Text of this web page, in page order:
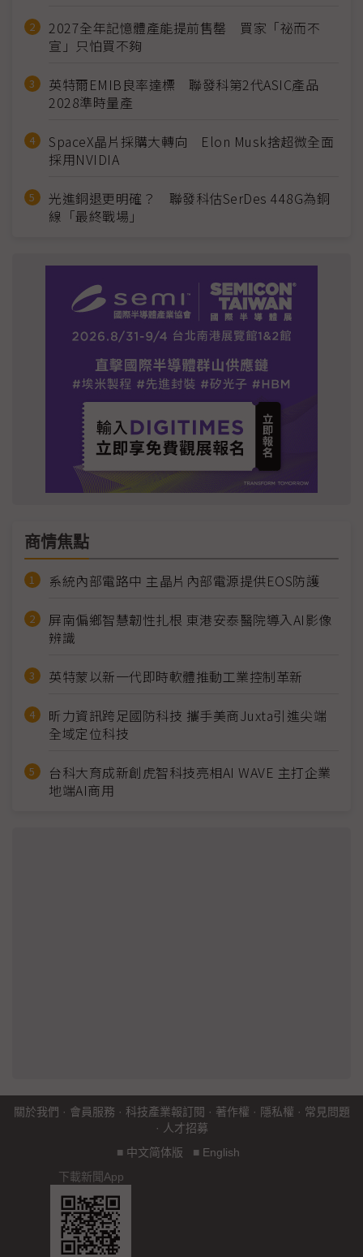
2027全年記憶體產能提前售罄 買家「祕而不
宣」只怕買不夠
英特爾EMIB良率達標 聯發科第2代ASIC產品
2028準時量產
SpaceX晶片採購大轉向 Elon Musk捨超微全面
採用NVIDIA
光進銅退更明確？ 聯發科估SerDes 448G為銅
線「最終戰場」
商情焦點
系統內部電路中 主晶片內部電源提供EOS防護
屏南偏鄉智慧韌性扎根 東港安泰醫院導入AI影像
辨識
英特蒙以新一代即時軟體推動工業控制革新
昕力資訊跨足國防科技 攜手美商Juxta引進尖端
全域定位科技
台科大育成新創虎智科技亮相AI WAVE 主打企業
地端AI商用
關於我們 · 會員服務 · 科技產業報訂閱 · 著作權 · 隱私權 · 常見問題
· 人才招募
■ 中文简体版 ■ English
下載新聞App